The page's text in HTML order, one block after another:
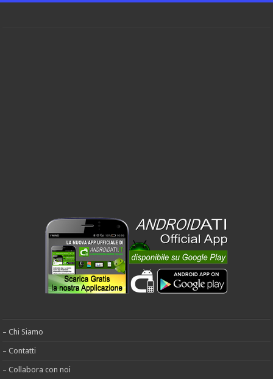
– Chi Siamo
– Contatti
– Collabora con noi